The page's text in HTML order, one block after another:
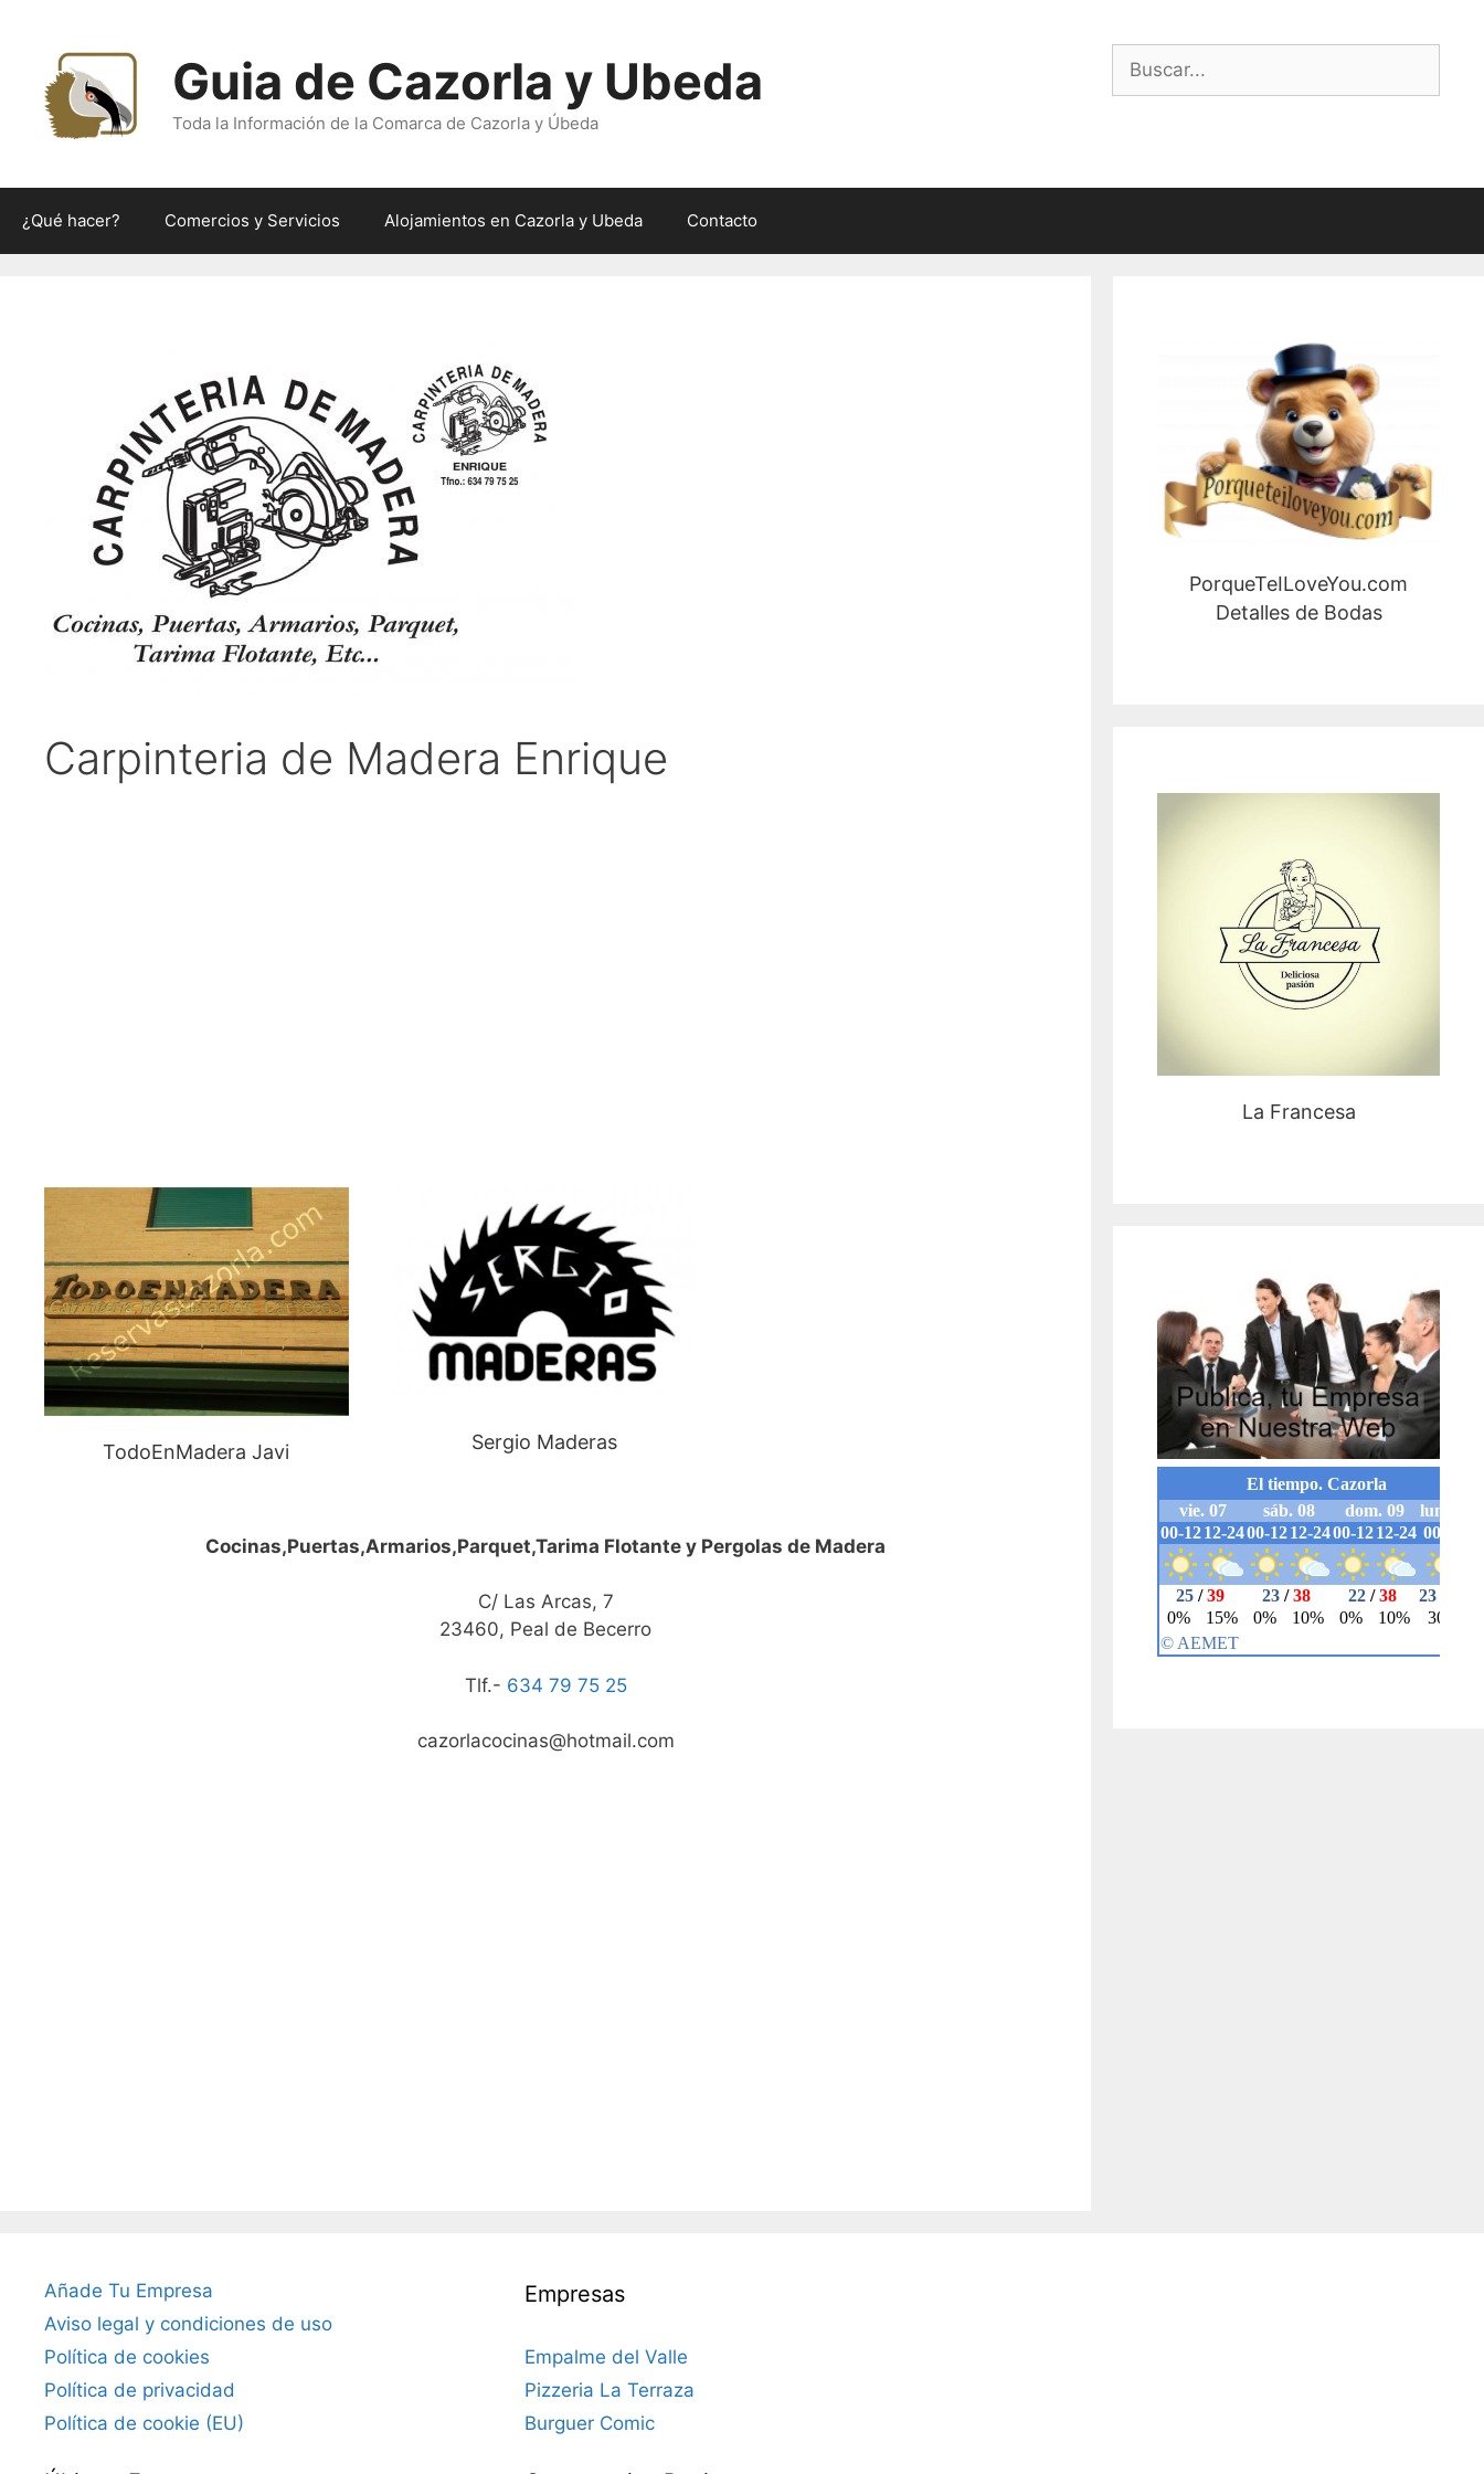
contenido
Buscar:
Guia de Cazorla y Ubeda
Toda la Información de la Comarca de Cazorla y Úbeda
¿Qué hacer? Comercios y Servicios Alojamientos en Cazorla y Ubeda Contacto
Carpinteria de Madera Enrique
TodoEnMadera Javi Sergio Maderas
Cocinas,Puertas,Armarios,Parquet,Tarima Flotante y Pergolas de Madera
C/ Las Arcas, 7
23460, Peal de Becerro
Tlf.- 634 79 75 25
cazorlacocinas@hotmail.com
PorqueTeILoveYou.com
Detalles de Bodas
La Francesa
Añade Tu Empresa
Aviso legal y condiciones de uso
Política de cookies
Política de privacidad
Política de cookie (EU)
Empresas
Empalme del Valle
Pizzeria La Terraza
Burguer Comic